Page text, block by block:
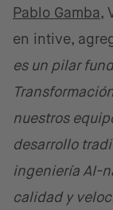
Pablo Gamba,
en intive,
es un pilar
nuestros
desarrollo
ingeniería AI-
calidad y